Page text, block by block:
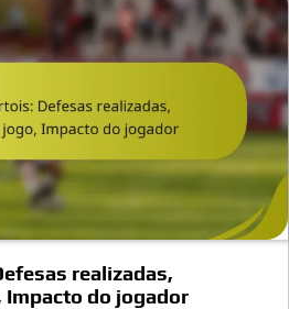
realizadas,
Impacto do jogador